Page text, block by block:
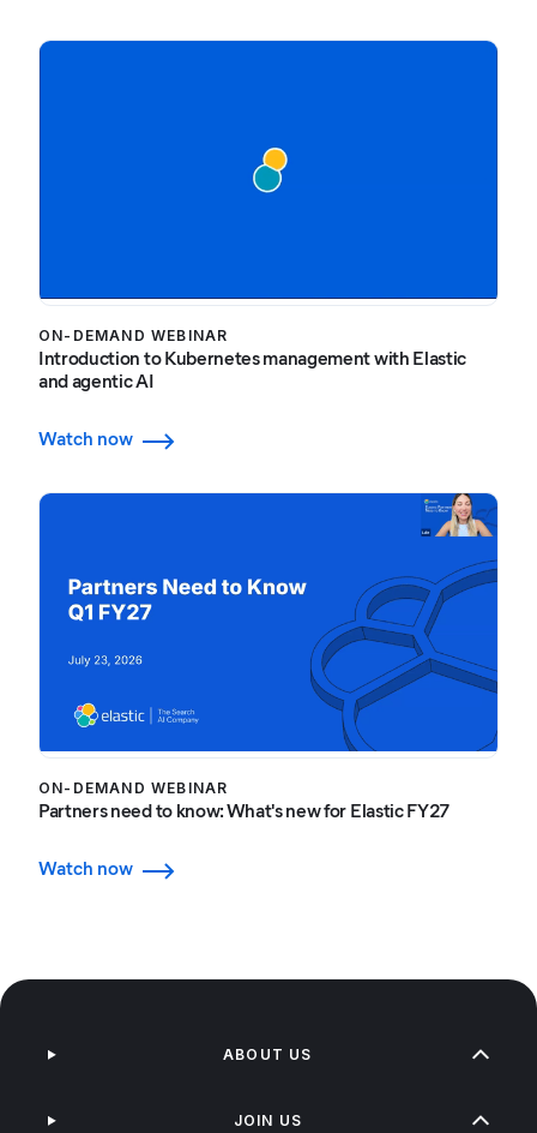
ON-DEMAND WEBINAR
Introduction to Kubernetes management with Elastic
and agentic AI
Watch now
ON-DEMAND WEBINAR
Partners need to know: What's new for Elastic FY27
Watch now
ABOUT US
JOIN US